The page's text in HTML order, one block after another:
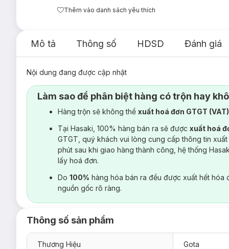
Thêm vào danh sách yêu thích
Mô tả Thông số HDSD Đánh giá
Nội dung đang được cập nhật
Làm sao để phân biệt hàng có trộn hay
Hàng trộn sẽ không thể xuất hoá đơn GTGT
Tại Hasaki, 100% hàng bán ra sẽ được xuất hoá
GTGT, quý khách vui lòng cung cấp thông tin
phút sau khi giao hàng thành công, hệ thống
lấy hoá đơn.
Do 100% hàng hóa bán ra đều được xuất hết hóa
nguồn gốc rõ ràng.
Thông số sản phẩm
Thương Hiệu Gota